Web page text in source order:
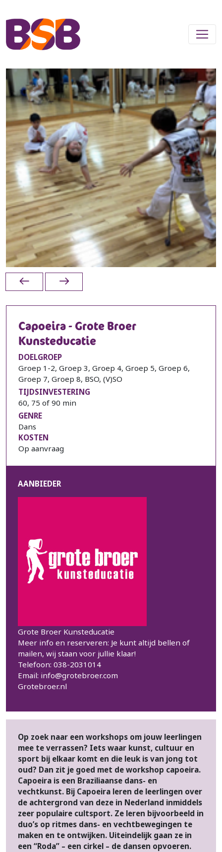
Capoeira - Grote Broer
Kunsteducatie
DOELGROEP
Groep 1-2, Groep 3, Groep 4, Groep 5, Groep 6,
Groep 7, Groep 8, BSO, (V)SO
TIJDSINVESTERING
60, 75 of 90 min
GENRE
Dans
KOSTEN
Op aanvraag
AANBIEDER
Grote Broer Kunsteducatie
Meer info en reserveren: Je kunt altijd bellen of
mailen, wij staan voor jullie klaar!
Telefoon: 038-2031014
Email: info@grotebroer.com
Grotebroer.nl
Op zoek naar een workshops om jouw leerlingen
mee te verrassen? Iets waar kunst, cultuur en
sport bij elkaar komt en die leuk is van jong tot
oud? Dan zit je goed met de workshop capoeira.
Capoeira is een Braziliaanse dans- en
vechtkunst. Bij Capoeira leren de leerlingen over
de achtergrond van deze in Nederland inmiddels
zeer populaire cultsport. Ze leren bijvoorbeeld in
duo’s op ritmes dans- en vechtbewegingen te
maken en te ontwijken. Uiteindelijk gaan ze in
een “Roda” – een cirkel – de dansen opvoeren.